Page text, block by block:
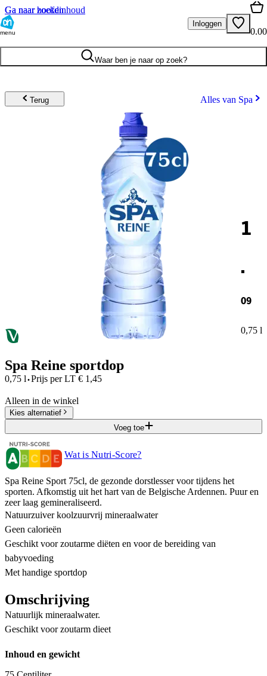
Ga naar hoofdinhoud
Ga naar zoeken
menu
Inloggen
0.00
Waar ben je naar op zoek?
Terug Alles van Spa
1
.
09
0,75 l
Spa Reine sportdop
0,75 l·Prijs per LT € 1,45
Alleen in de winkel
Kies alternatief
Voeg toe
Wat is Nutri-Score?
Spa Reine Sport 75cl, de gezonde dorstlesser voor tijdens het
sporten. Afkomstig uit het hart van de Belgische Ardennen. Puur en
zeer laag gemineraliseerd.
Natuurzuiver koolzuurvrij mineraalwater
Geen calorieën
Geschikt voor zoutarme diëten en voor de bereiding van
babyvoeding
Met handige sportdop
Omschrijving
Natuurlijk mineraalwater.
Geschikt voor zoutarm dieet
Inhoud en gewicht